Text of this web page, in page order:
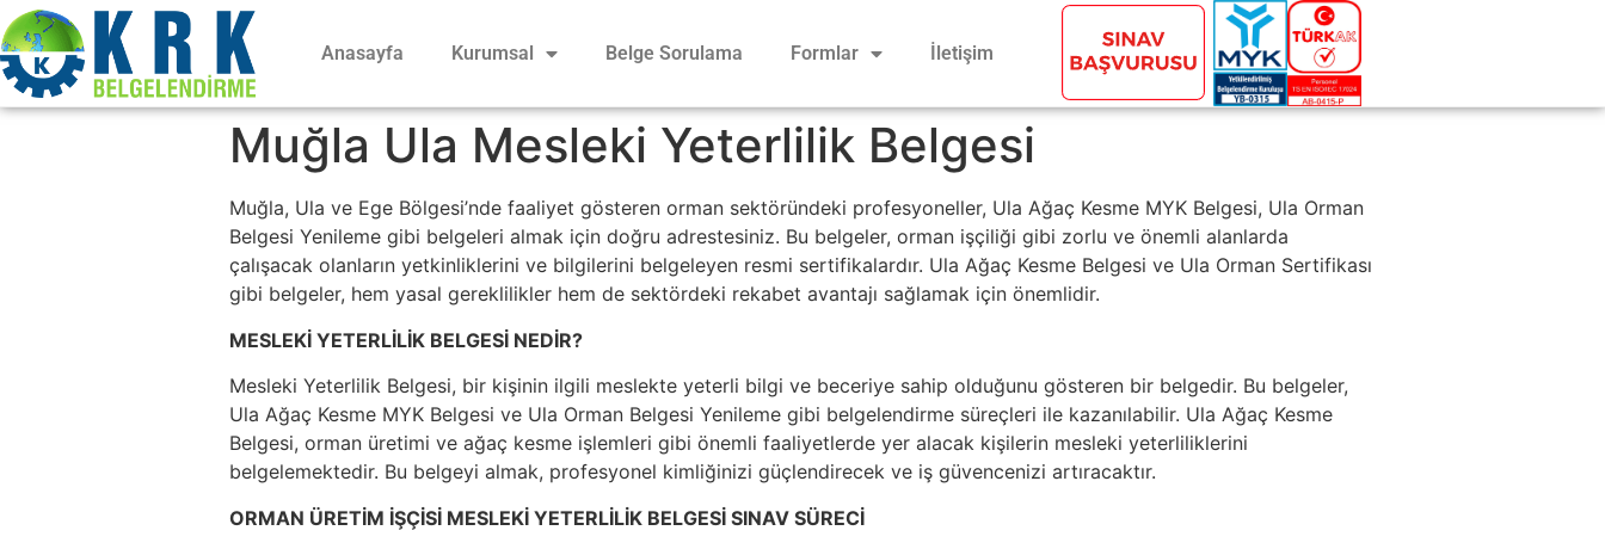
Anasayfa Kurumsal Belge Sorulama Formlar İletişim
Muğla Ula Mesleki Yeterlilik Belgesi
Muğla, Ula ve Ege Bölgesi’nde faaliyet gösteren orman sektöründeki profesyoneller, Ula Ağaç Kesme MYK Belgesi, Ula Orman
Belgesi Yenileme gibi belgeleri almak için doğru adrestesiniz. Bu belgeler, orman işçiliği gibi zorlu ve önemli alanlarda
çalışacak olanların yetkinliklerini ve bilgilerini belgeleyen resmi sertifikalardır. Ula Ağaç Kesme Belgesi ve Ula Orman Sertifikası
gibi belgeler, hem yasal gereklilikler hem de sektördeki rekabet avantajı sağlamak için önemlidir.
MESLEKİ YETERLİLİK BELGESİ NEDİR?
Mesleki Yeterlilik Belgesi, bir kişinin ilgili meslekte yeterli bilgi ve beceriye sahip olduğunu gösteren bir belgedir. Bu belgeler,
Ula Ağaç Kesme MYK Belgesi ve Ula Orman Belgesi Yenileme gibi belgelendirme süreçleri ile kazanılabilir. Ula Ağaç Kesme
Belgesi, orman üretimi ve ağaç kesme işlemleri gibi önemli faaliyetlerde yer alacak kişilerin mesleki yeterliliklerini
belgelemektedir. Bu belgeyi almak, profesyonel kimliğinizi güçlendirecek ve iş güvencenizi artıracaktır.
ORMAN ÜRETİM İŞÇİSİ MESLEKİ YETERLİLİK BELGESİ SINAV SÜRECİ